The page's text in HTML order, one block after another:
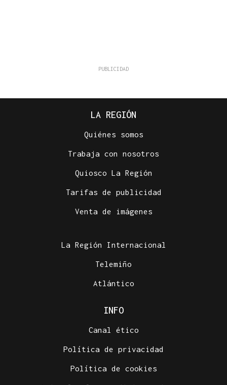
LA REGIÓN
Quiénes somos
Trabaja con nosotros
Quiosco La Región
Tarifas de publicidad
Venta de imágenes
La Región Internacional
Telemiño
Atlántico
INFO
Canal ético
Política de privacidad
Política de cookies